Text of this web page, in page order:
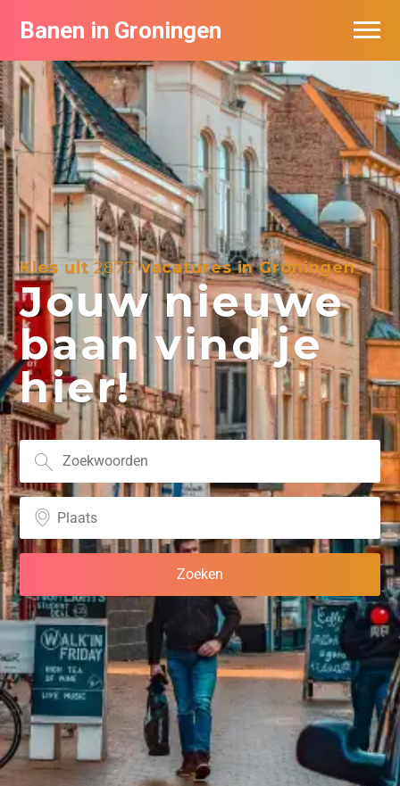
Banen in Groningen
Kies uit2877vacatures in Groningen
Jouw nieuwe
baan vind je
hier!
Vacatures per bedrijf
De populairste vacatures in Groningen
Nieuwsbrief feed